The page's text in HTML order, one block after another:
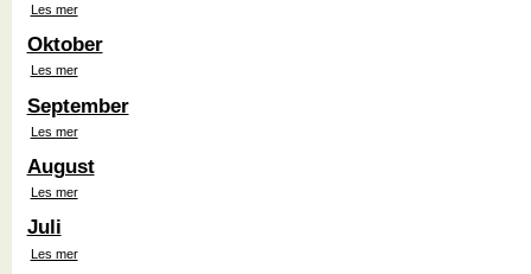
Les mer
Oktober
Les mer
September
Les mer
August
Les mer
Juli
Les mer